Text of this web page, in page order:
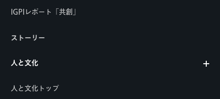
IGPIレポート「共創」
ストーリー
人と文化
人と文化トップ